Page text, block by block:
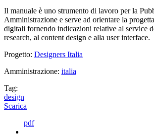
Il manuale è uno strumento di lavoro per la
Amministrazione e serve ad orientare la
digitali fornendo indicazioni relative al service
research, al content design e alla user interface.
Progetto: Designers Italia
Amministrazione: italia
Tag:
design
Scarica
pdf